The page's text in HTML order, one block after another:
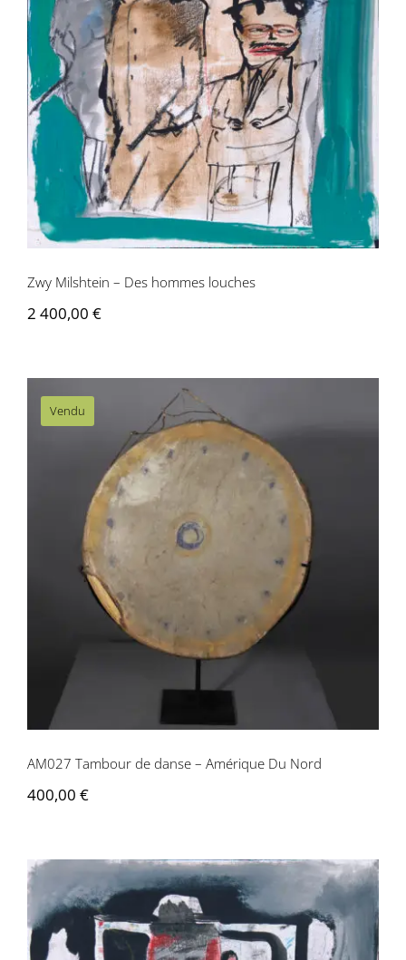
Zwy Milshtein – Des hommes louches
Zwy Milshtein – Des hommes louches
2 400,00 €
Vendu
AM027 Tambour de danse – Amérique
Du Nord
AM027 Tambour de danse – Amérique Du Nord
400,00 €